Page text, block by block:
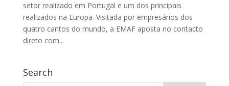
setor realizado em Portugal e um dos principais
realizados na Europa. Visitada por empresários dos
quatro cantos do mundo, a EMAF aposta no contacto
direto com...
Search